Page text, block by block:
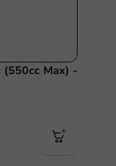
Max) -